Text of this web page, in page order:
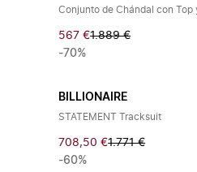
567 €1.889 €
-70%
BILLIONAIRE
STATEMENT Tracksuit
708,50 €1.771 €
-60%